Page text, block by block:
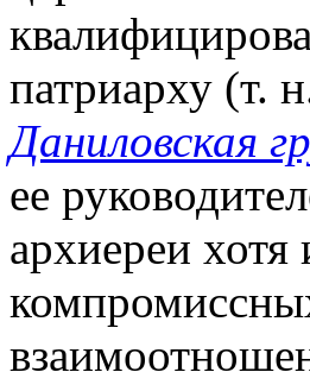
патриарху (т.
Даниловская
ее
архиереи